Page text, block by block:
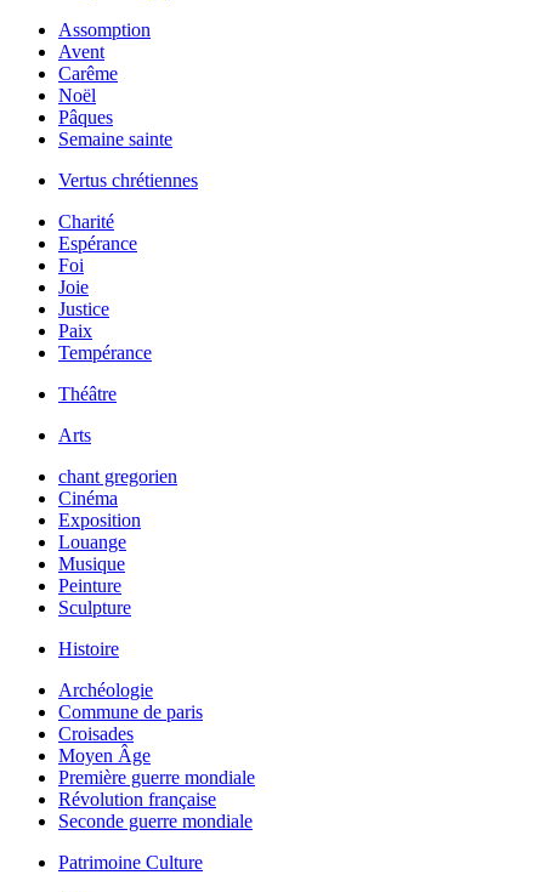
Assomption
Avent
Carême
Noël
Pâques
Semaine sainte
Vertus chrétiennes
Charité
Espérance
Foi
Joie
Justice
Paix
Tempérance
Théâtre
Arts
chant gregorien
Cinéma
Exposition
Louange
Musique
Peinture
Sculpture
Histoire
Archéologie
Commune de paris
Croisades
Moyen Âge
Première guerre mondiale
Révolution française
Seconde guerre mondiale
Patrimoine Culture